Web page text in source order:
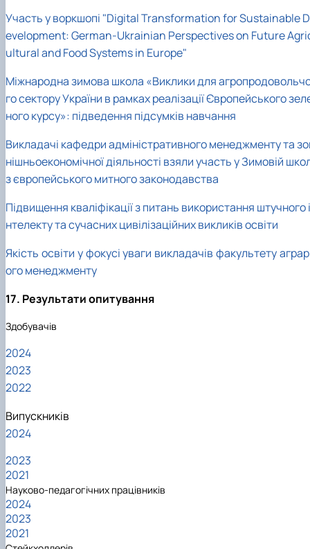
Участь у воркшопі "Digital Transformation for Sustainable D
evelopment: German-Ukrainian Perspectives on Future
ultural and Food Systems in Europe"
Міжнародна зимова школа «Виклики для
го сектору України в рамках реалізації Європейського
ного курсу»: підведення підсумків навчання
Викладачі кафедри адміністративного менеджменту та
нішньоекономічної діяльності взяли участь у Зимовій
з європейського митного законодавства
Підвищення кваліфікації з питань використання штучного і
нтелекту та сучасних цивілізаційних викликів освіти
Якість освіти у фокусі уваги викладачів факультету
ого менеджменту
17. Результати опитування
Здобувачів
2024
2023
2022
Випускників
2024
2023
2021
Науково-педагогічних працівників
2024
2023
2021